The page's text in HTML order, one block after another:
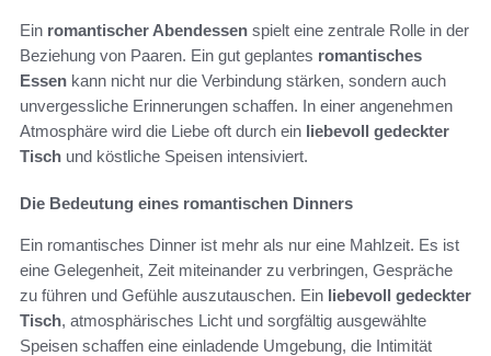
Ein romantischer Abendessen spielt eine zentrale Rolle in der
Beziehung von Paaren. Ein gut geplantes romantisches
Essen kann nicht nur die Verbindung stärken, sondern auch
unvergessliche Erinnerungen schaffen. In einer angenehmen
Atmosphäre wird die Liebe oft durch ein liebevoll gedeckter
Tisch und köstliche Speisen intensiviert.
Die Bedeutung eines romantischen Dinners
Ein romantisches Dinner ist mehr als nur eine Mahlzeit. Es ist
eine Gelegenheit, Zeit miteinander zu verbringen, Gespräche
zu führen und Gefühle auszutauschen. Ein liebevoll gedeckter
Tisch, atmosphärisches Licht und sorgfältig ausgewählte
Speisen schaffen eine einladende Umgebung, die Intimität